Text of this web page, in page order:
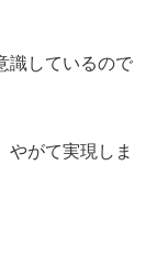
識しているので
やがて実現しま